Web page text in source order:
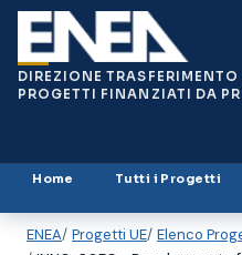
DIREZIONE
PROGETTI FINANZIATI DA
Home Tutti i Progetti
ENEA Progetti UE Elenco